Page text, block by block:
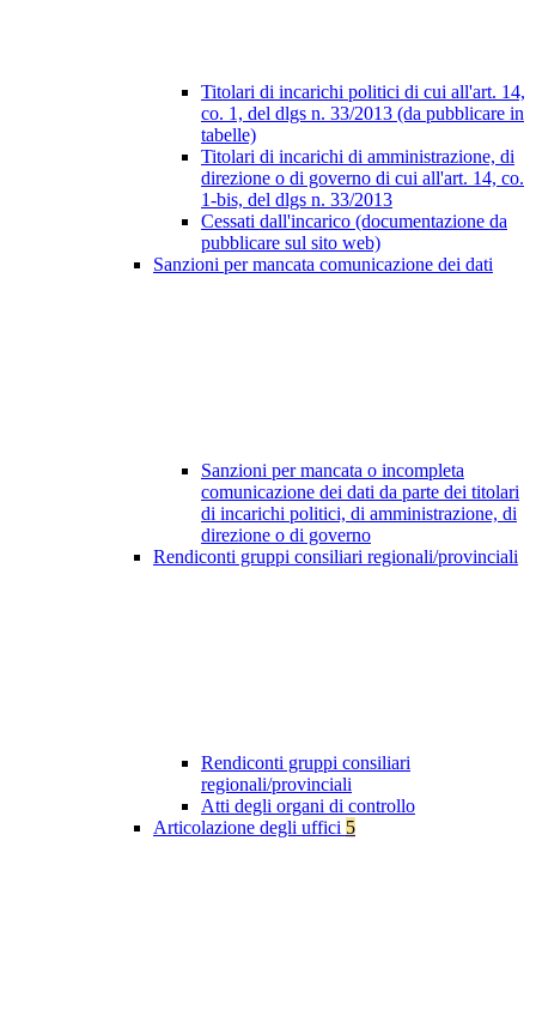
Titolari di incarichi politici di cui all'art. 14,
co. 1, del dlgs n. 33/2013 (da pubblicare in
tabelle)
Titolari di incarichi di amministrazione, di
direzione o di governo di cui all'art. 14, co.
1-bis, del dlgs n. 33/2013
Cessati dall'incarico (documentazione da
pubblicare sul sito web)
Sanzioni per mancata comunicazione dei dati
Sanzioni per mancata o incompleta
comunicazione dei dati da parte dei titolari
di incarichi politici, di amministrazione, di
direzione o di governo
Rendiconti gruppi consiliari regionali/provinciali
Rendiconti gruppi consiliari
regionali/provinciali
Atti degli organi di controllo
Articolazione degli uffici 5